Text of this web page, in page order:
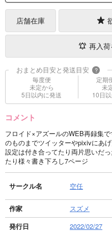
店舗在庫
再入
おまとめ目安と発送目安 ?
毎度便
未定から
5日以内に発送
定期
未
10日
コメント
フロイド×アズールのWEB再録集
のものまでツイッターやpixivにあ
設定は付き合ってたり両片思いだ
たり様々書き下ろし7ページ
サークル名 空任
作家
スズメ
発行日
2022/02/27